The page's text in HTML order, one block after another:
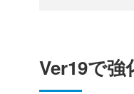
Ver19で